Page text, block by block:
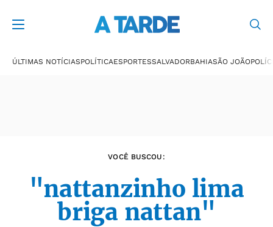
ÚLTIMAS NOTÍCIASPOLÍTICAESPORTESSALVADORBAHIASÃO JOÃO
VOCÊ BUSCOU:
"nattanzinho lima
briga nattan"